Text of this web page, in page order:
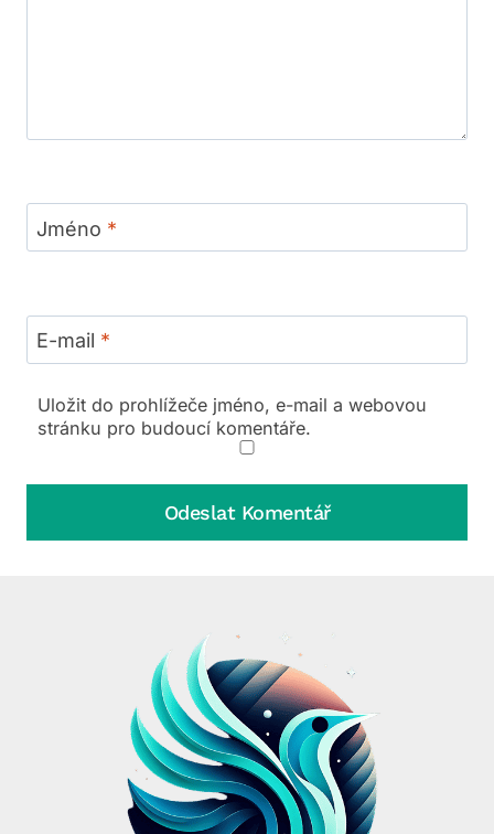
Jméno *
E-mail *
Uložit do prohlížeče jméno, e-mail a webovou
stránku pro budoucí komentáře.